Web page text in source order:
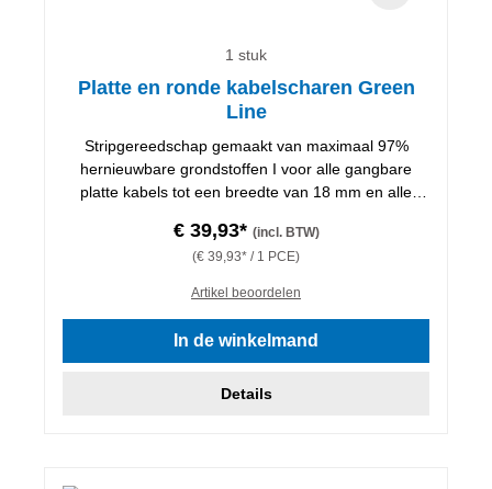
1 stuk
Platte en ronde kabelscharen Green
Line
Stripgereedschap gemaakt van maximaal 97%
hernieuwbare grondstoffen I voor alle gangbare
platte kabels tot een breedte van 18 mm en alle
mm
€ 39,93* (incl. BTW)
(€ 39,93* / 1 PCE)
Artikel beoordelen
In de winkelmand
Details